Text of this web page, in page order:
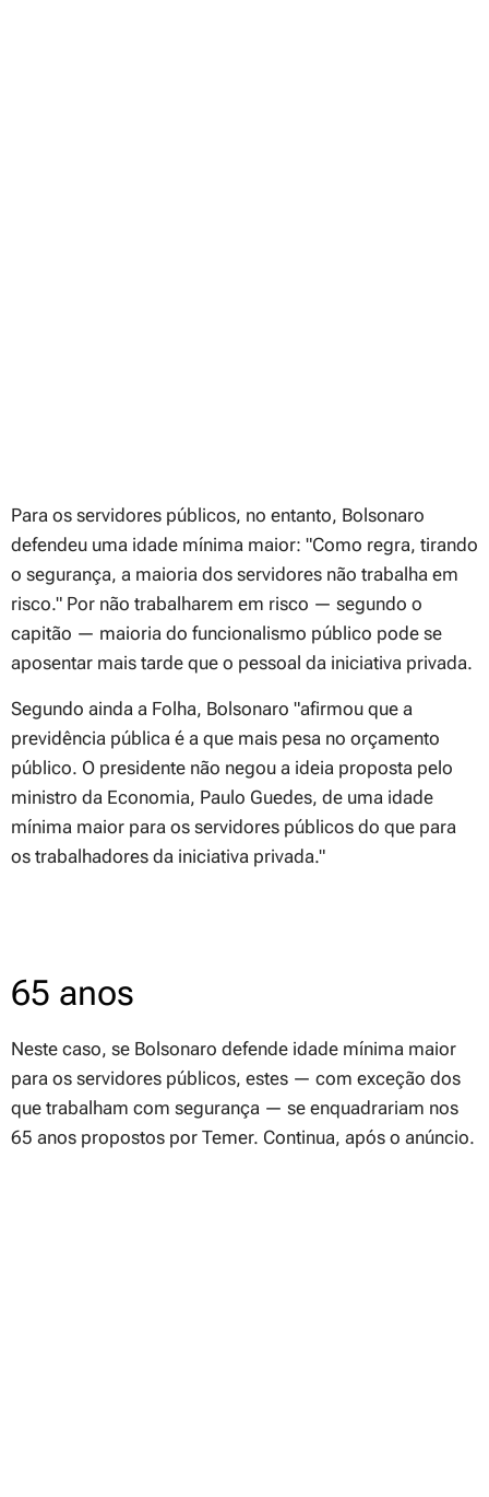
Para os servidores públicos, no entanto, Bolsonaro
defendeu uma idade mínima maior: "Como regra, tirando
o segurança, a maioria dos servidores não trabalha em
risco." Por não trabalharem em risco — segundo o
capitão — maioria do funcionalismo público pode se
aposentar mais tarde que o pessoal da iniciativa privada.
Segundo ainda a Folha, Bolsonaro "afirmou que a
previdência pública é a que mais pesa no orçamento
público. O presidente não negou a ideia proposta pelo
ministro da Economia, Paulo Guedes, de uma idade
mínima maior para os servidores públicos do que para
os trabalhadores da iniciativa privada."
65 anos
Neste caso, se Bolsonaro defende idade mínima maior
para os servidores públicos, estes — com exceção dos
que trabalham com segurança — se enquadrariam nos
65 anos propostos por Temer. Continua, após o anúncio.